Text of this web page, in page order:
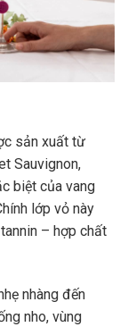
sản xuất từ
Sauvignon,
biệt của vang
lớp vỏ này
– hợp chất
nhàng đến
nho, vùng